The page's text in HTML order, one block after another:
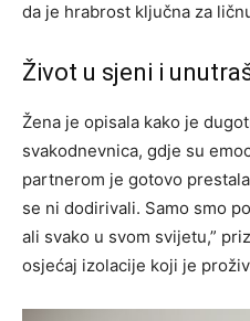
da je hrabrost ključna za
Život u sjeni i
Žena je opisala kako je
svakodnevnica, gdje su
partnerom je gotovo
se ni dodirivali. Samo smo
ali svako u svom svijetu,”
osjećaj izolacije koji je